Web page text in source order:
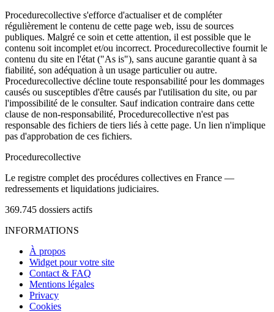
Procedurecollective s'efforce d'actualiser et de compléter
régulièrement le contenu de cette page web, issu de sources
publiques. Malgré ce soin et cette attention, il est possible que le
contenu soit incomplet et/ou incorrect. Procedurecollective fournit le
contenu du site en l'état ("As is"), sans aucune garantie quant à sa
fiabilité, son adéquation à un usage particulier ou autre.
Procedurecollective décline toute responsabilité pour les dommages
causés ou susceptibles d'être causés par l'utilisation du site, ou par
l'impossibilité de le consulter. Sauf indication contraire dans cette
clause de non-responsabilité, Procedurecollective n'est pas
responsable des fichiers de tiers liés à cette page. Un lien n'implique
pas d'approbation de ces fichiers.
Procedurecollective
Le registre complet des procédures collectives en France —
redressements et liquidations judiciaires.
369.745 dossiers actifs
INFORMATIONS
À propos
Widget pour votre site
Contact & FAQ
Mentions légales
Privacy
Cookies